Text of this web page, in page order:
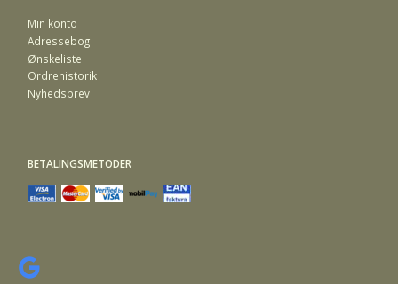
Min konto
Adressebog
Ønskeliste
Ordrehistorik
Nyhedsbrev
BETALINGSMETODER